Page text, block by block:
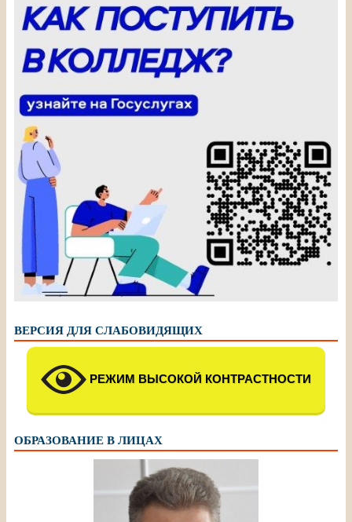
ВЕРСИЯ ДЛЯ СЛАБОВИДЯЩИХ
РЕЖИМ ВЫСОКОЙ КОНТРАСТНОСТИ
ОБРАЗОВАНИЕ В ЛИЦАХ